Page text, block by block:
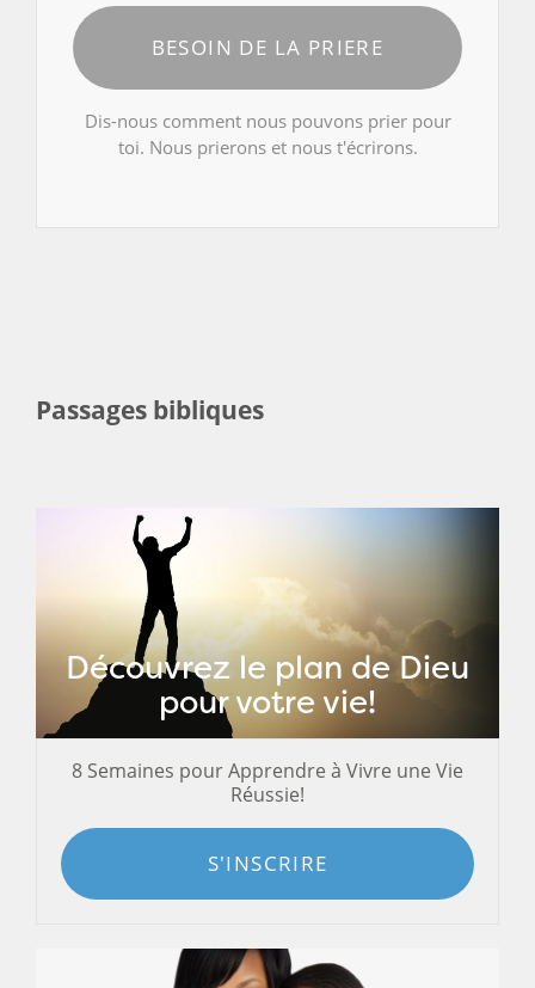
BESOIN DE LA PRIERE
Dis-nous comment nous pouvons prier pour
toi. Nous prierons et nous t'écrirons.
Passages bibliques
Découvrez le plan de Dieu
pour votre vie!
8 Semaines pour Apprendre à Vivre une Vie
Réussie!
S'INSCRIRE